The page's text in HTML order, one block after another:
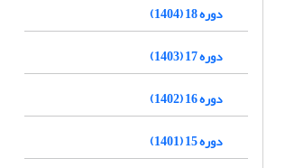
دوره 18 (1404)
دوره 17 (1403)
دوره 16 (1402)
دوره 15 (1401)